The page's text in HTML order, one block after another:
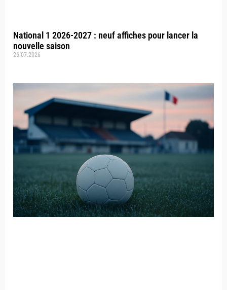
National 1 2026-2027 : neuf affiches pour lancer la
nouvelle saison
26.07.2026